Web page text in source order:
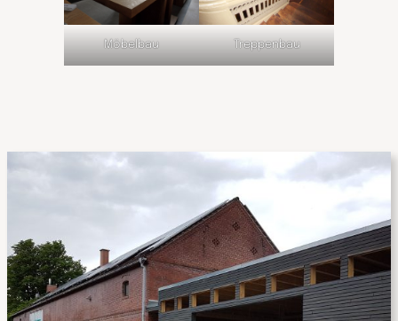
Möbelbau Treppenbau